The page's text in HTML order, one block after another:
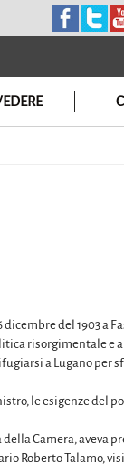
del 1903 a
risorgimentale e
a Lugano
le esigenze del
Camera, aveva
Roberto Talamo,